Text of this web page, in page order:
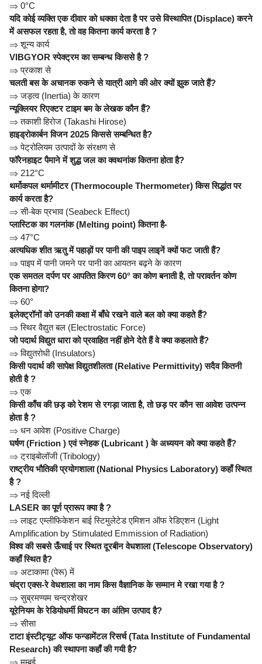
⇒ 0°C
यदि कोई व्यक्ति एक दीवार को धक्का देता है पर उसे विस्थापित (Displace) करने
में असफल रहता है, तो वह कितना कार्य करता है ?
⇒ शून्य कार्य
VIBGYOR स्पेक्ट्रम का सम्बन्ध किससे है ?
⇒ प्रकाश से
चलती बस के अचानक रुकने से यात्री आगे की ओर क्यों झुक जाते हैं?
⇒जड़त्व (Inertia) के कारण
न्यूक्लियर रिएक्टर टाइम बम के लेखक कौन हैं?
⇒तकाशी हिरोज (Takashi Hirose)
हाइड्रोकार्बन विजन 2025 किससे सम्बन्धित है?
⇒ पेट्रोलियम उत्पादों के संरक्षण से
फॉरेनहाइट पैमाने में शुद्ध जल का क्वथनांक कितना होता है?
⇒ 212°C
थर्मोकपल थर्मामीटर (Thermocouple Thermometer) किस सिद्धांत पर
कार्य करता है?
⇒ सी-बेक प्रभाव (Seabeck Effect)
प्लास्टिक का गलनांक (Melting point) कितना है-
⇒ 47°C
अत्यधिक शीत ऋतु में पहाड़ों पर पानी की पाइप लाइनें क्यों फट जाती हैं?
⇒पाइप में पानी जमने पर पानी का आयतन बढ़ने के कारण
एक समतल दर्पण पर आपतित किरण 60° का कोण बनाती है, तो परावर्तन कोण
कितना होगा?
⇒ 60°
इलेक्ट्रॉनों को उनकी कक्षा में बाँधे रखने वाले बल को क्या कहते हैं?
⇒ स्थिर वैद्युत बल (Electrostatic Force)
जो पदार्थ विद्युत धारा को प्रवाहित नहीं होने देते हैं वे क्या कहलाते हैं?
⇒विद्युतरोधी (Insulators)
किसी पदार्थ की सापेक्ष विद्युतशीलता (Relative Permittivity) सदैव कितनी
होती है ?
⇒एक
किसी काँच की छड़ को रेशम से रगड़ा जाता है, तो छड़ पर कौन सा आवेश उत्पन्न
होता है ?
⇒ धन आवेश (Positive Charge)
घर्षण (Friction ) एवं स्नेहक (Lubricant ) के अध्ययन को क्या कहते हैं?
⇒ ट्राइबोलॉजी (Tribology)
राष्ट्रीय भौतिकी प्रयोगशाला (National Physics Laboratory) कहाँ स्थित
है ?
⇒ नई दिल्ली
LASER का पूर्ण प्रारूप क्या है ?
⇒लाइट एम्लीफिकेशन बाई स्टिमुलेटेड एमिशन ऑफ रेडिएशन (Light
Amplification by Stimulated Emmission of Radiation)
विश्व की सबसे ऊँचाई पर स्थित दूरबीन वेधशाला (Telescope Observatory)
कहाँ स्थित है?
⇒ अटाकामा (पेरू) में
चंद्रा एक्स-रे वेधशाला का नाम किस वैज्ञानिक के सम्मान मे रखा गया है ?
⇒ सुब्रमण्यम चन्द्रशेखर
यूरेनियम के रेडियोधर्मी विघटन का अंतिम उत्पाद है?
⇒ सीसा
टाटा इंस्टीट्यूट ऑफ फन्डामेंटल रिसर्च (Tata Institute of Fundamental
Research) की स्थापना कहाँ की गयी है?